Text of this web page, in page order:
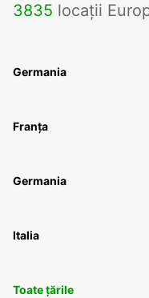
3835 locații
Germania
Franța
Germania
Italia
Toate țările